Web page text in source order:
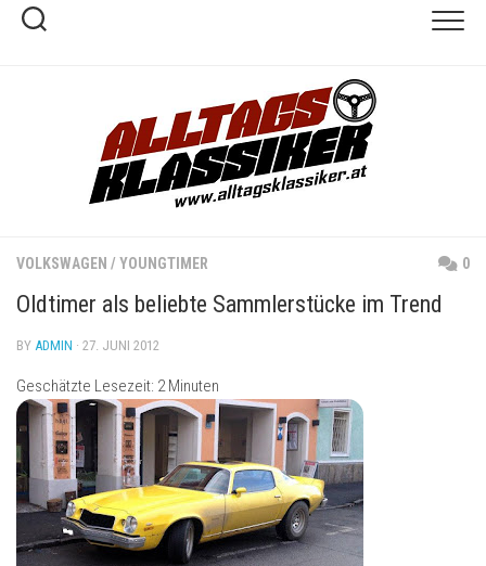
Skip
VOLKSWAGEN / YOUNGTIMER 0
Oldtimer als beliebte Sammlerstücke im Trend
BY ADMIN · 27. JUNI 2012
Geschätzte Lesezeit: 2 Minuten